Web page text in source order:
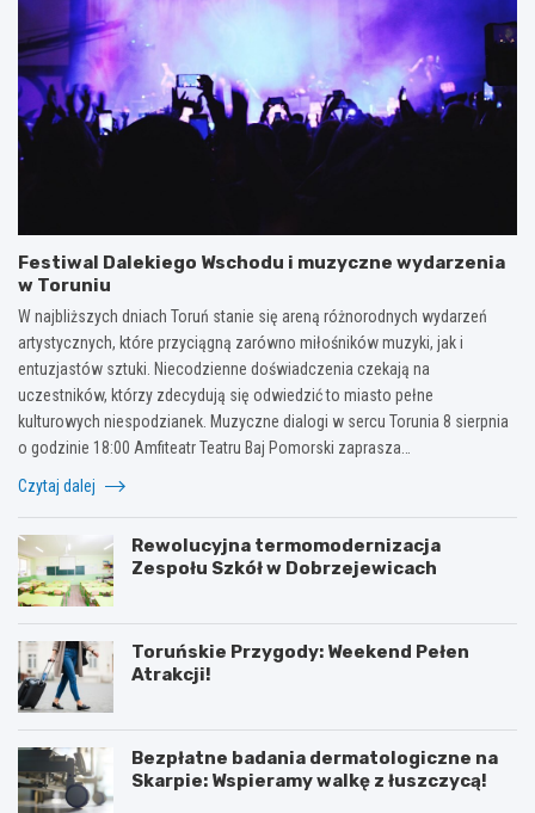
Festiwal Dalekiego Wschodu i muzyczne wydarzenia
w Toruniu
W najbliższych dniach Toruń stanie się areną różnorodnych wydarzeń
artystycznych, które przyciągną zarówno miłośników muzyki, jak i
entuzjastów sztuki. Niecodzienne doświadczenia czekają na
uczestników, którzy zdecydują się odwiedzić to miasto pełne
kulturowych niespodzianek. Muzyczne dialogi w sercu Torunia 8 sierpnia
o godzinie 18:00 Amfiteatr Teatru Baj Pomorski zaprasza…
Czytaj dalej
Rewolucyjna termomodernizacja
Zespołu Szkół w Dobrzejewicach
Toruńskie Przygody: Weekend Pełen
Atrakcji!
Bezpłatne badania dermatologiczne na
Skarpie: Wspieramy walkę z łuszczycą!